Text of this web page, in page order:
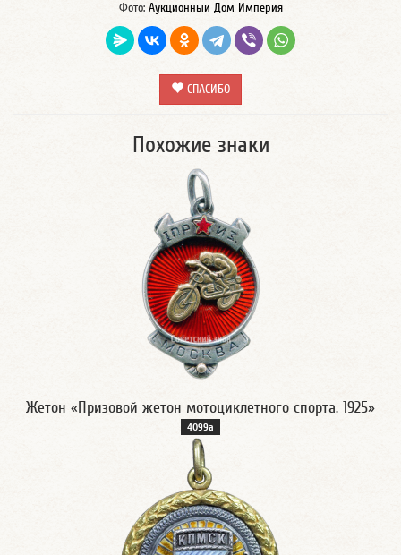
Фото: Аукционный Дом Империя
СПАСИБО
Похожие знаки
Жетон «Призовой жетон мотоциклетного спорта. 1925»
4099а